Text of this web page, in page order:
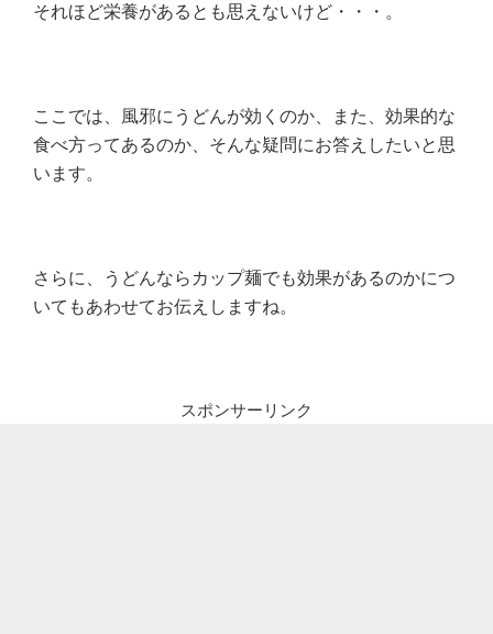
それほど栄養があるとも思えないけど・・・。
ここでは、風邪にうどんが効くのか、また、効果的な
食べ方ってあるのか、そんな疑問にお答えしたいと思
います。
さらに、うどんならカップ麺でも効果があるのかにつ
いてもあわせてお伝えしますね。
スポンサーリンク